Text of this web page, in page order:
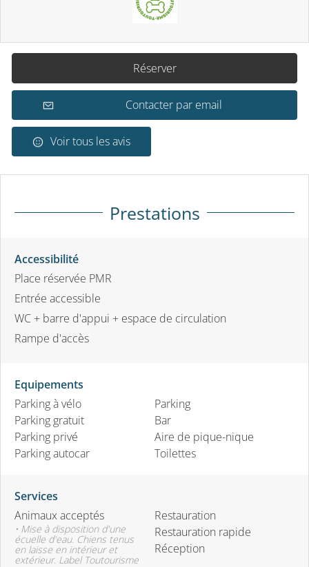
Réserver
Contacter par email
Voir tous les avis
Prestations
Accessibilité
Place réservée PMR
Entrée accessible
WC + barre d'appui + espace de circulation
Rampe d'accès
Equipements
Parking à vélo
Parking gratuit
Parking privé
Parking autocar
Parking
Bar
Aire de pique-nique
Toilettes
Services
Animaux acceptés
• Mise à disposition d'une
écuelle d'eau. Chiens tenus
en laisse en intérieur et
extérieur. Label Toutourisme
Restauration
Restauration rapide
Réception